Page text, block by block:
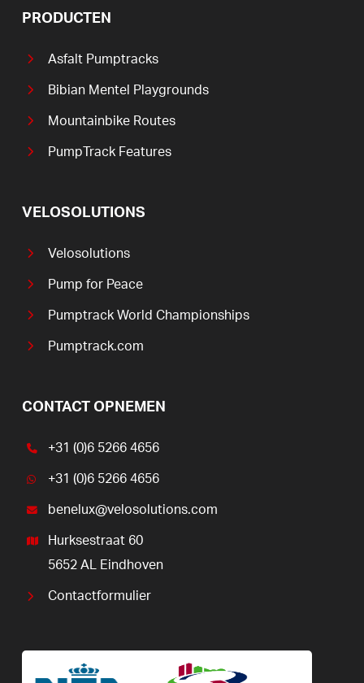
PRODUCTEN
Asfalt Pumptracks
Bibian Mentel Playgrounds
Mountainbike Routes
PumpTrack Features
VELOSOLUTIONS
Velosolutions
Pump for Peace
Pumptrack World Championships
Pumptrack.com
CONTACT OPNEMEN
+31 (0)6 5266 4656
+31 (0)6 5266 4656
benelux@velosolutions.com
Hurksestraat 60
5652 AL Eindhoven
Contactformulier